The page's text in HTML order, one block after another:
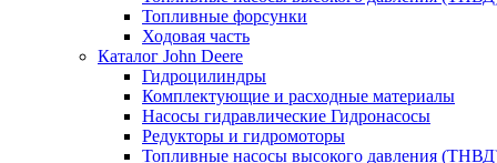
Топливные форсунки
Ходовая часть
Каталог John Deere
Гидроцилиндры
Комплектующие и расходные материалы
Насосы гидравлические Гидронасосы
Редукторы и гидромоторы
Топливные насосы высокого давления